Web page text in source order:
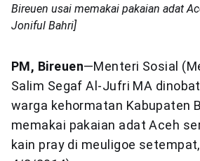
Bireuen usai memakai pakaian adat
Joniful Bahri]
PM, Bireuen—Menteri Sosial
Salim Segaf Al-Jufri MA
warga kehormatan Kabupaten
memakai pakaian adat Aceh
kain pray di meuligoe